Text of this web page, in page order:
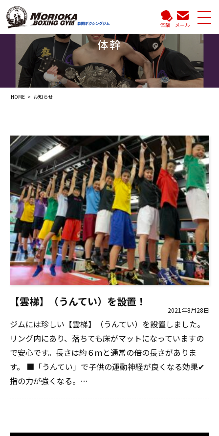
体験 メール
体幹
HOME お知らせ
【雲梯】（うんてい）を設置！
2021年8月28日
ジムには珍しい【雲梯】（うんてい）を設置しました。
リング内にあり、落ちても床がマットになっていますの
で安心です。長さは約６ｍと通常の倍の長さがありま
す。 ■「うんてい」で子供の運動神経が良くなる効果✔︎
指の力が強くなる。…